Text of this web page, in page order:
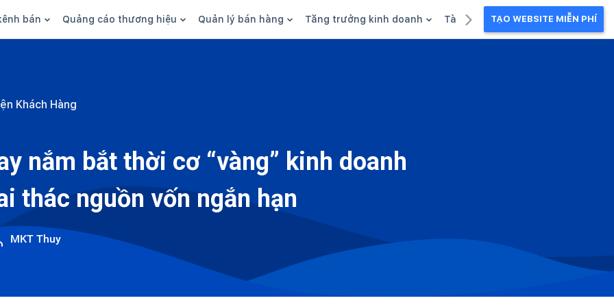
bán
social
Quảng cáo thương hiệu
SEO
Thương hiệu/Brand
Quản lý bán hàng
Tài chính
Nhân viên
Tăng trưởng kinh doanh Tài liệu kinh doanhTẠO WEBSITE MIỄN PHÍ
Khách Hàng
nắm bắt thời cơ “vàng” kinh doanh
thác nguồn vốn ngắn hạn
MKT Thuy